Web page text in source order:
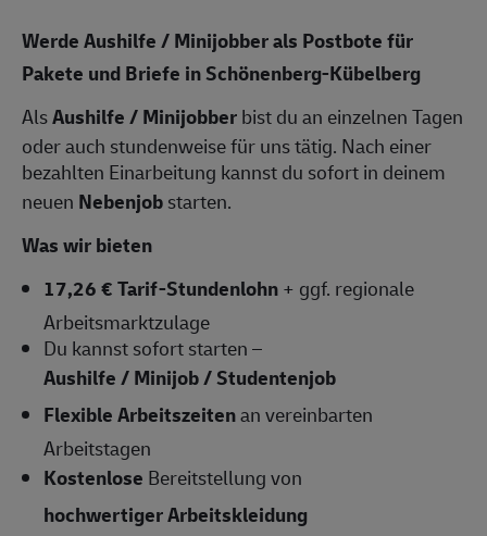
Werde Aushilfe / Minijobber als Postbote für
Pakete und Briefe in Schönenberg-Kübelberg
AlsAushilfe / Minijobberbist du an einzelnen Tagen
oder auch stundenweise für uns tätig. Nach einer
bezahlten Einarbeitung kannst du sofort in deinem
neuen Nebenjobstarten.
Was wir bieten
17,26 € Tarif-Stundenlohn+ ggf. regionale
Arbeitsmarktzulage
Du kannst sofort starten –
Aushilfe / Minijob / Studentenjob
Flexible Arbeitszeitenan vereinbarten
Arbeitstagen
Kostenlose Bereitstellung von
hochwertiger Arbeitskleidung